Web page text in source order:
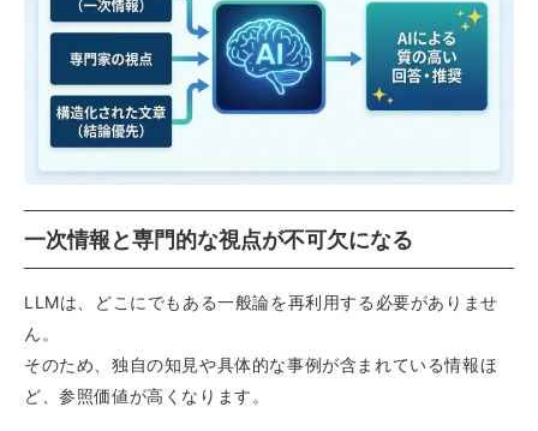
一次情報と専門的な視点が不可欠になる
LLMは、どこにでもある一般論を再利用する必要がありませ
ん。
そのため、独自の知見や具体的な事例が含まれている情報ほ
ど、参照価値が高くなります。